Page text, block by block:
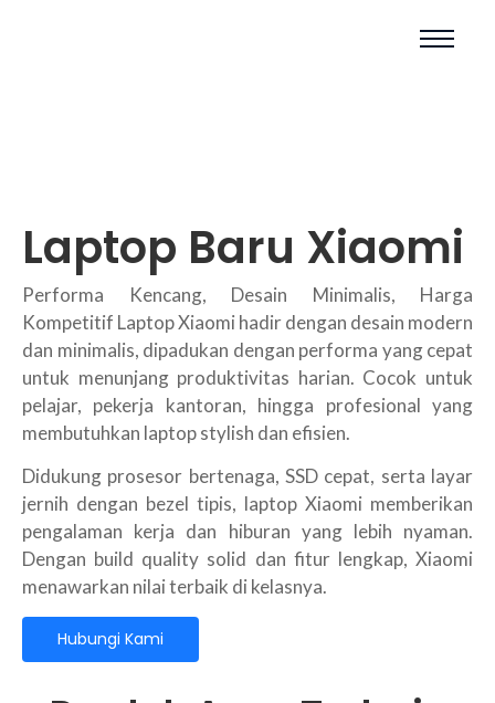
Laptop Baru Xiaomi
Performa Kencang, Desain Minimalis, Harga
Kompetitif Laptop Xiaomi hadir dengan desain modern
dan minimalis, dipadukan dengan performa yang cepat
untuk menunjang produktivitas harian. Cocok untuk
pelajar, pekerja kantoran, hingga profesional yang
membutuhkan laptop stylish dan efisien.
Didukung prosesor bertenaga, SSD cepat, serta layar
jernih dengan bezel tipis, laptop Xiaomi memberikan
pengalaman kerja dan hiburan yang lebih nyaman.
Dengan build quality solid dan fitur lengkap, Xiaomi
menawarkan nilai terbaik di kelasnya.
Hubungi Kami